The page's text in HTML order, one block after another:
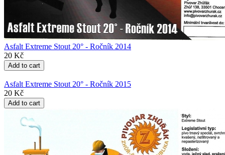
Asfalt Extreme Stout 20° - Ročník 2014
20 Kč
Asfalt Extreme Stout 20° - Ročník 2015
20 Kč